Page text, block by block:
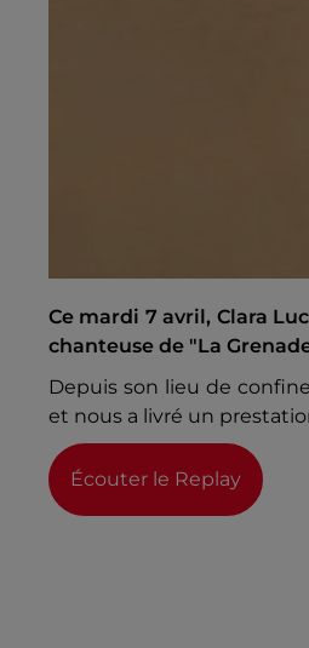
Ce mardi 7 avril, Clara
chanteuse de "La
Depuis son lieu de
et nous a livré un
Écouter le Replay